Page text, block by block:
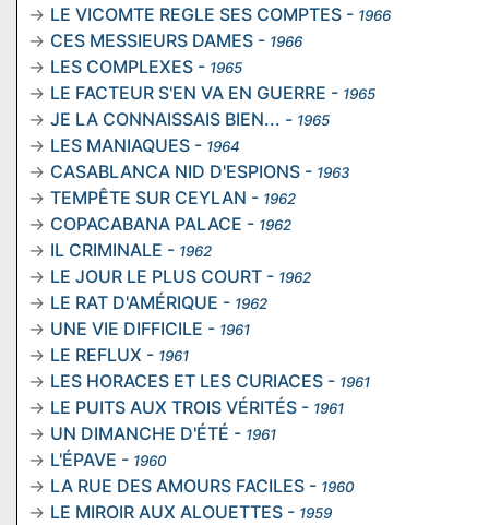
LE VICOMTE REGLE SES COMPTES - 1966
CES MESSIEURS DAMES - 1966
LES COMPLEXES - 1965
LE FACTEUR S'EN VA EN GUERRE - 1965
JE LA CONNAISSAIS BIEN... - 1965
LES MANIAQUES - 1964
CASABLANCA NID D'ESPIONS - 1963
TEMPÊTE SUR CEYLAN - 1962
COPACABANA PALACE - 1962
IL CRIMINALE - 1962
LE JOUR LE PLUS COURT - 1962
LE RAT D'AMÉRIQUE - 1962
UNE VIE DIFFICILE - 1961
LE REFLUX - 1961
LES HORACES ET LES CURIACES - 1961
LE PUITS AUX TROIS VÉRITÉS - 1961
UN DIMANCHE D'ÉTÉ - 1961
L'ÉPAVE - 1960
LA RUE DES AMOURS FACILES - 1960
LE MIROIR AUX ALOUETTES - 1959